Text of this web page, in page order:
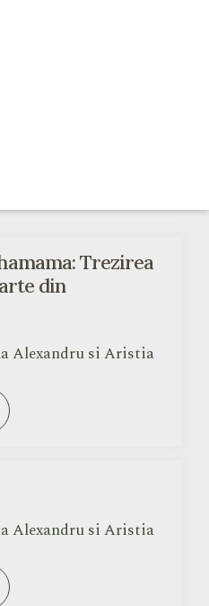
Trezirea
din
Alexandru si Aristia
Alexandru si Aristia